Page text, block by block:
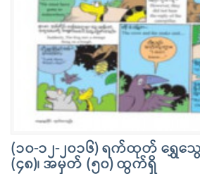
(၁၀-၁၂-၂၀၁၆) ရက်ထုတ် ရွှေသွ
(၄၈)၊ အမှတ် (၅၀) ထွက်ရှိ